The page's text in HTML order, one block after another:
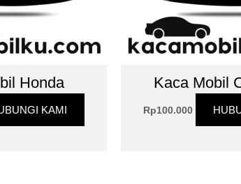
Honda
KAMI
Kaca Mobil
Rp100.000